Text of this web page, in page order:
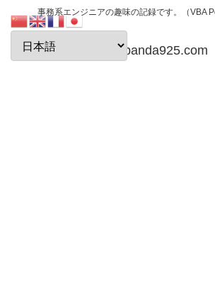
事務系エンジニアの趣味の記録です。（VBA
papanda925.com